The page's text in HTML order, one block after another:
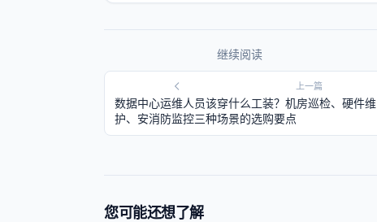
继续阅读
上一篇
数据中心运维人员该穿什么工装？机房巡检、硬件维
护、安消防监控三种场景的选购要点
您可能还想了解